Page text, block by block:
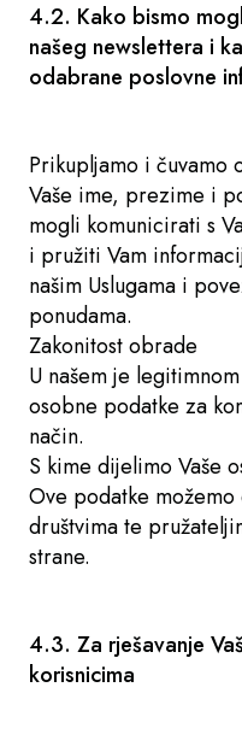
4.2. Kako bismo
našeg newslettera i
odabrane poslovne
Prikupljamo i čuvamo
Vaše ime, prezime i
mogli komunicirati s
i pružiti Vam
našim Uslugama i
ponudama.
Zakonitost obrade
U našem je
osobne podatke za
način.
S kime dijelimo Vaše
Ove podatke
društvima te
strane.
4.3. Za rješavanje
korisnicima